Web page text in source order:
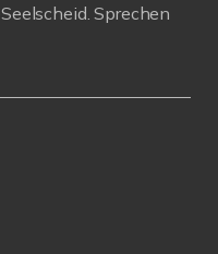
Sprechen